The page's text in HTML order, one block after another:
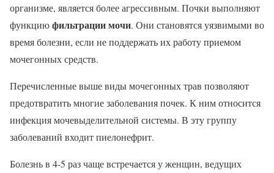
организме, является более агрессивным. Почки выполняют
функциюфильтрации мочи. Они становятся уязвимыми во
время болезни, если не поддержать их работу приемом
мочегонных средств.
Перечисленные выше виды мочегонных трав позволяют
предотвратить многие заболевания почек. К ним относится
инфекция мочевыделительной системы. В эту группу
заболеваний входит пиелонефрит.
Болезнь в 4-5 раз чаще встречается у женщин, ведущих